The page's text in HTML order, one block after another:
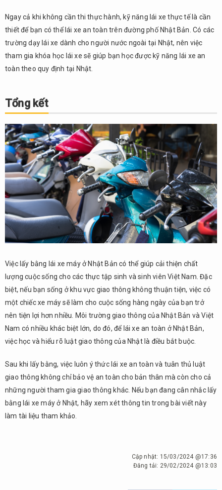
Ngay cả khi không cần thi thực hành, kỹ năng lái xe thực tế là cần
thiết để bạn có thể lái xe an toàn trên đường phố Nhật Bản. Có các
trường dạy lái xe dành cho người nước ngoài tại Nhật, nên việc
tham gia khóa học lái xe sẽ giúp bạn học được kỹ năng lái xe an
toàn theo quy định tại Nhật.
Tổng kết
Việc lấy bằng lái xe máy ở Nhật Bản có thể giúp cải thiện chất
lượng cuộc sống cho các thực tập sinh và sinh viên Việt Nam. Đặc
biệt, nếu bạn sống ở khu vực giao thông không thuận tiện, việc có
một chiếc xe máy sẽ làm cho cuộc sống hàng ngày của bạn trở
nên tiện lợi hơn nhiều. Môi trường giao thông của Nhật Bản và Việt
Nam có nhiều khác biệt lớn, do đó, để lái xe an toàn ở Nhật Bản,
việc học và hiểu rõ luật giao thông của Nhật là điều bắt buộc.
Sau khi lấy bằng, việc luôn ý thức lái xe an toàn và tuân thủ luật
giao thông không chỉ bảo vệ an toàn cho bản thân mà còn cho cả
những người tham gia giao thông khác. Nếu bạn đang cân nhắc lấy
bằng lái xe máy ở Nhật, hãy xem xét thông tin trong bài viết này
làm tài liệu tham khảo.
Cập nhật: 15/03/2024 @17:36
Đăng tải: 29/02/2024 @13:03